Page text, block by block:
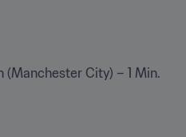
(Manchester City) – 1 Min.